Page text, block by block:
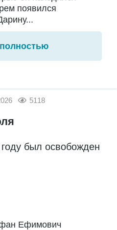
появился
5118
был освобожден
Ефимович